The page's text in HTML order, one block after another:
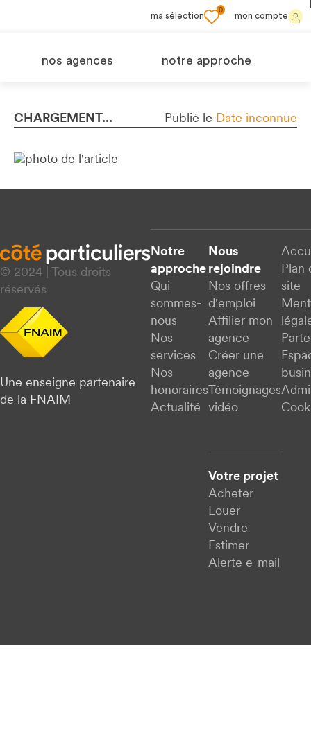
ma sélection
0
mon compte
nos agences notre approche
CHARGEMENT... Publié le Date inconnue
© 2024 | Tous droits
réservés
Une enseigne partenaire
de la FNAIM
Notre
approche
Qui
sommes-
nous
Nos
services
Nos
honoraires
Actualité
Nous
rejoindre
Nos offres
d'emploi
Affilier mon
agence
Créer une
agence
Témoignages
vidéo
Votre projet
Acheter
Louer
Vendre
Estimer
Alerte e-mail
Plan
site